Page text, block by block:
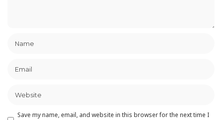
Save my name, email, and website in this browser for the next time I